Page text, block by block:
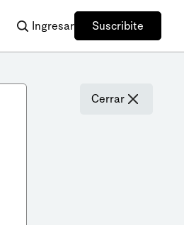
Ingresar Suscribite
Cerrar